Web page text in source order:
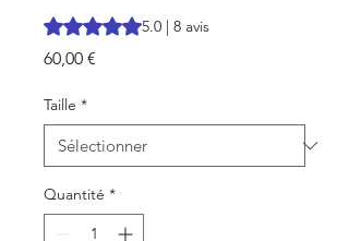
La note est de 5.0 sur cinq étoiles selon
5.0 | 8 avis
60,00 €
Taille *
Quantité *